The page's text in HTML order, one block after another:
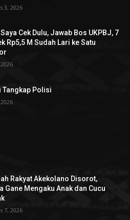
3, 2026
Cek Dulu, Jawab Bos UKPBJ, 7
Rp5,5 M Sudah Lari ke Satu
Tangkap Polisi
Rakyat Akekolano Disorot,
Gane Mengaku Anak dan Cucu
7, 2026